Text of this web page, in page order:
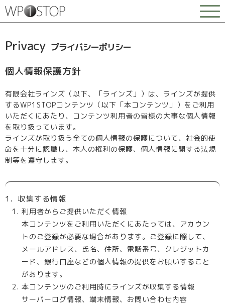
Privacy プライバシーポリシー
個人情報保護方針
有限会社ラインズ（以下、「ラインズ」）は、ラインズが提供
するWP1STOPコンテンツ（以下「本コンテンツ」）をご利用
いただくにあたり、コンテンツ利用者の皆様の大事な個人情報
を取り扱っています。
ラインズが取り扱う全ての個人情報の保護について、社会的使
命を十分に認識し、本人の権利の保護、個人情報に関する法規
制等を遵守します。
1．収集する情報
利用者からご提供いただく情報
本コンテンツをご利用いただくにあたっては、アカウン
トのご登録が必要な場合があります。ご登録に際して、
メールアドレス、氏名、住所、電話番号、クレジットカ
ード、銀行口座などの個人情報の提供をお願いすること
があります。
本コンテンツのご利用時にラインズが収集する情報
サーバーログ情報、端末情報、お問い合わせ内容